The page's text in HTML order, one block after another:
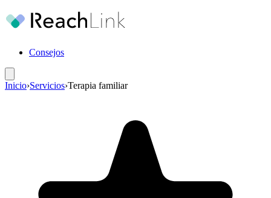
Consejos
Inicio›Servicios›Terapia familiar